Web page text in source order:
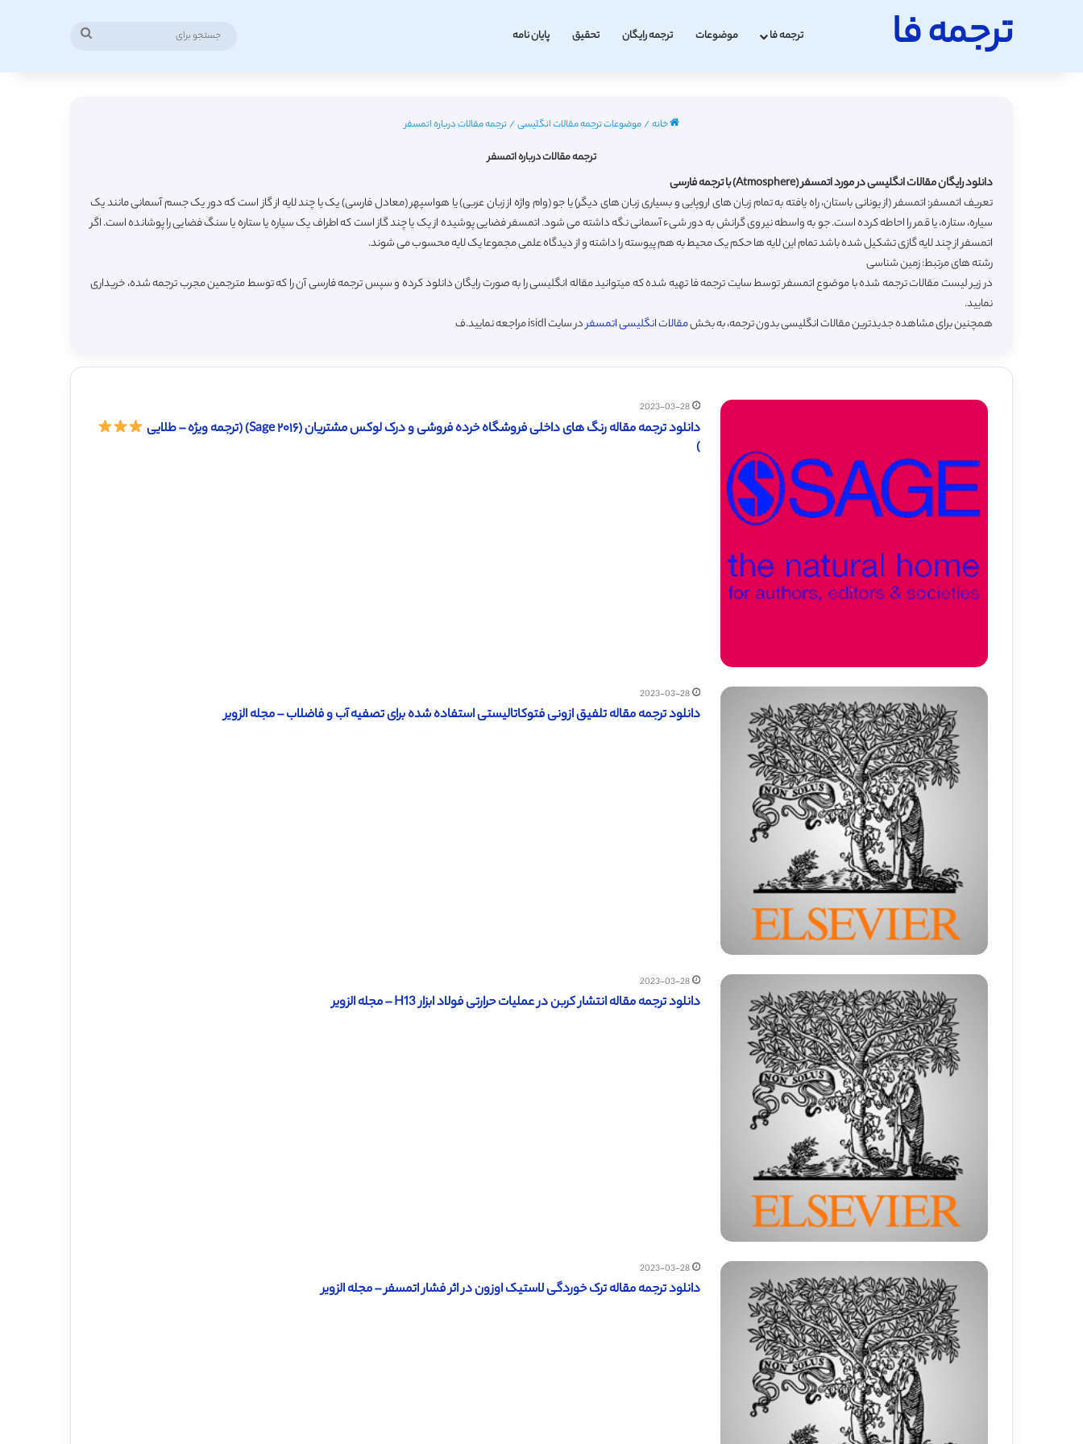
ترجمه فا ترجمه فا موضوعات ترجمه رایگان تحقیق پایان نامه
خانه/موضوعات ترجمه مقالات انگلیسی/ترجمه مقالات درباره اتمسفر
ترجمه مقالات درباره اتمسفر
دانلود رایگان مقالات انگلیسی در مورد اتمسفر (Atmosphere) با ترجمه فارسی
تعریف اتمسفر: اتمسفر (از یونانی باستان، راه یافته به تمام زبان های اروپایی و بسیاری زبان های دیگر) یا جو (وام واژه از زبان عربی) یا هواسپهر (معادل فارسی) یک یا چند لایه از گاز است که دور یک جسم آسمانی مانند یک
سیاره، ستاره، یا قمر را احاطه کرده است. جو به واسطه نیروی گرانش به دور شیء آسمانی نگه داشته می شود. اتمسفر فضایی پوشیده از یک یا چند گاز است که اطراف یک سیاره یا ستاره یا سنگ فضایی را پوشانده است. اگر
اتمسفر از چند لایه گازی تشکیل شده باشد تمام این لایه ها حکم یک محیط به هم پیوسته را داشته و از دیدگاه علمی مجموعا یک لایه محسوب می شوند.
رشته های مرتبط: زمین شناسی
در زیر لیست مقالات ترجمه شده با موضوع اتمسفر توسط سایت ترجمه فا تهیه شده که میتوانید مقاله انگلیسی را به صورت رایگان دانلود کرده و سپس ترجمه فارسی آن را که توسط مترجمین مجرب ترجمه شده، خریداری
نمایید.
همچنین برای مشاهده جدیدترین مقالات انگلیسی بدون ترجمه، به بخشمقالات انگلیسی اتمسفردر سایت isidl مراجعه نمایید.ف
2023-03-28
دانلود ترجمه مقاله رنگ های داخلی فروشگاه خرده فروشی و درک لوکس مشتریان (Sage ۲۰۱۶) (ترجمه ویژه – طلایی
)
2023-03-28
دانلود ترجمه مقاله تلفیق ازونی فتوکاتالیستی استفاده شده برای تصفیه آب و فاضلاب – مجله الزویر
2023-03-28
دانلود ترجمه مقاله انتشار کربن در عملیات حرارتی فولاد ابزار H13 – مجله الزویر
2023-03-28
دانلود ترجمه مقاله ترک خوردگی لاستیک اوزون در اثر فشار اتمسفر – مجله الزویر